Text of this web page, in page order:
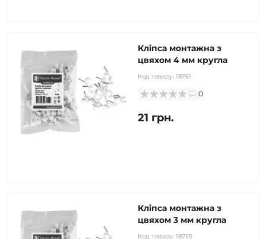
Кліпса монтажна з
цвяхом 4 мм кругла
Код товару: 18761
0
21 грн.
Кліпса монтажна з
цвяхом 3 мм кругла
Код товару: 18755